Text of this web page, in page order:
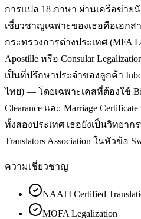
การแปล 18 ภาษา ผ่านเครือข่าย
เชี่ยวชาญเฉพาะของเธอคือเอก
กระทรวงการต่างประเทศ (MFA
Apostille หรือ Consular
เป็นที่ปรึกษาประจำของลูกค้า
ไทย) — โดยเฉพาะเคสที่ต้องใช้
Clearance และ Marriage
ทั้งสองประเทศ เธอยังเป็นวิทยาก
Translators Association ในหัวข้อ
ความเชี่ยวชาญ
NAATI Certified
MOFA Legalization